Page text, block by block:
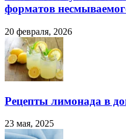
форматов
20 февраля, 2026
Рецепты лимонада в
23 мая, 2025